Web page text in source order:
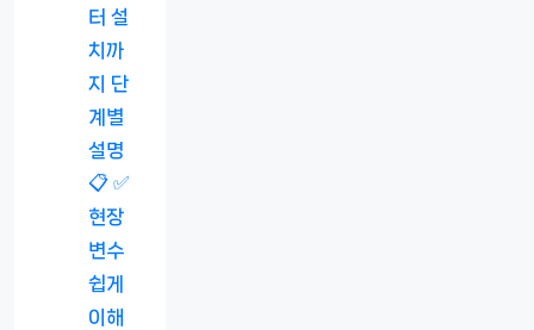
터 설
치까
지 단
계별
설명
📋 ✅
현장
변수
쉽게
이해